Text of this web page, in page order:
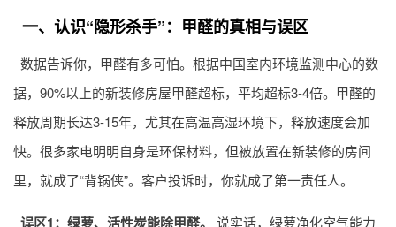
一、认识“隐形杀手”：甲醛的真相与误区
数据告诉你，甲醛有多可怕。根据中国室内环境监测中心的数
据，90%以上的新装修房屋甲醛超标，平均超标3-4倍。甲醛的
释放周期长达3-15年，尤其在高温高湿环境下，释放速度会加
快。很多家电明明自身是环保材料，但被放置在新装修的房间
里，就成了“背锅侠”。客户投诉时，你就成了第一责任人。
误区1：绿萝、活性炭能除甲醛。
说实话，绿萝净化空气能力